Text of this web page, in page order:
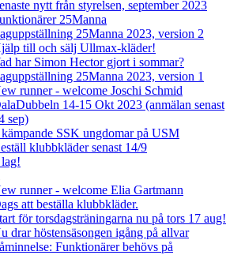
nytt från styrelsen, september 2023
25Manna
25Manna 2023, version 2
till och sälj Ullmax-kläder!
har Simon Hector gjort i sommar?
25Manna 2023, version 1
runner - welcome Joschi Schmid
14-15 Okt 2023 (anmälan senast
sep)
kämpande SSK ungdomar på USM
klubbkläder senast 14/9
runner - welcome Elia Gartmann
att beställa klubbkläder.
för torsdagsträningarna nu på tors 17 aug!
drar höstensäsongen igång på allvar
Funktionärer behövs på